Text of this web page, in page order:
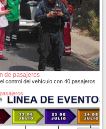
de pasajeros
control del vehículo con 40 pasajeros